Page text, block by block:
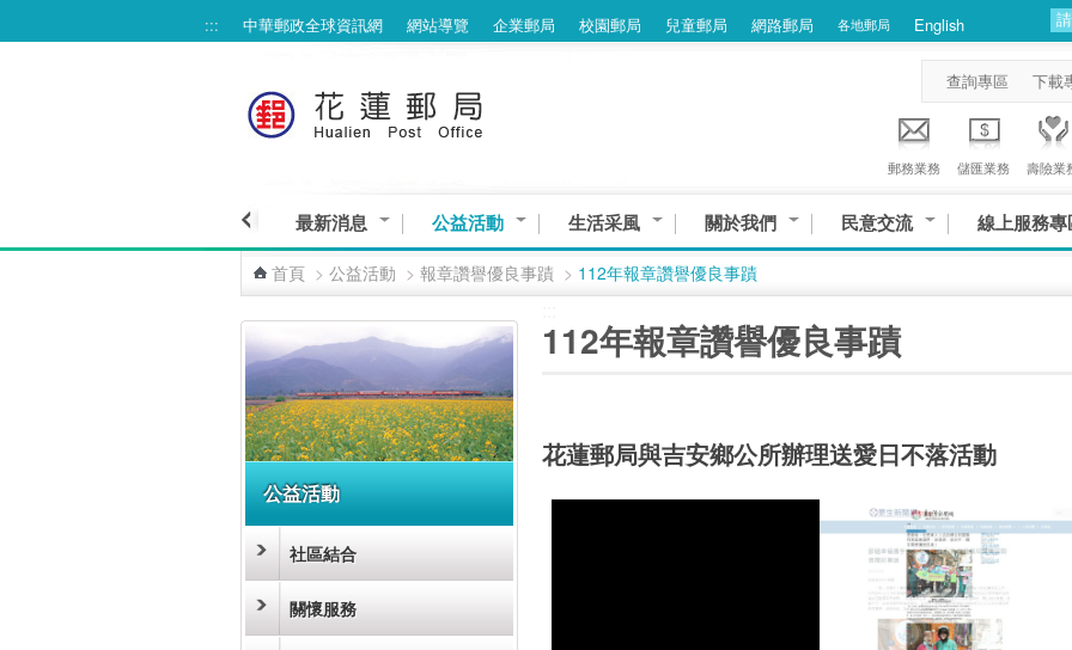
::: 中華郵政全球資訊網 網站導覽 企業郵局 校園郵局 兒童郵局 網路郵局 各地郵局 English
查詢專區 下載
郵務業務 儲匯業務 壽險業
最新消息 公益活動 生活采風 關於我們 民意交流 線上服務專
首頁 > 公益活動 > 報章讚譽優良事蹟 > 112年報章讚譽優良事蹟
公益活動
社區結合
關懷服務
112年報章讚譽優良事蹟
花蓮郵局與吉安鄉公所辦理送愛日不落活動